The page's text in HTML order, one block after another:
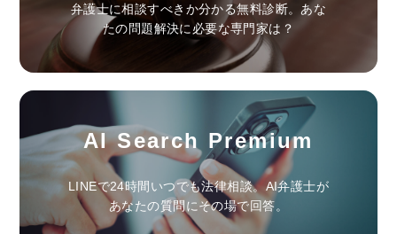
弁護士に相談すべきか分かる無料診断。あな
たの問題解決に必要な専門家は？
AI Search Premium
LINEで24時間いつでも法律相談。AI弁護士が
あなたの質問にその場で回答。